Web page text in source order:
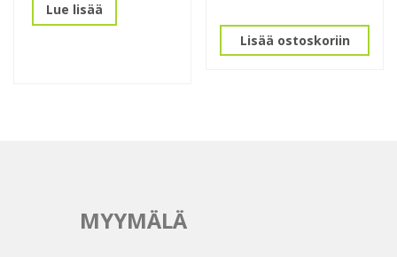
Lue lisää
Lisää ostoskoriin
MYYMÄLÄ